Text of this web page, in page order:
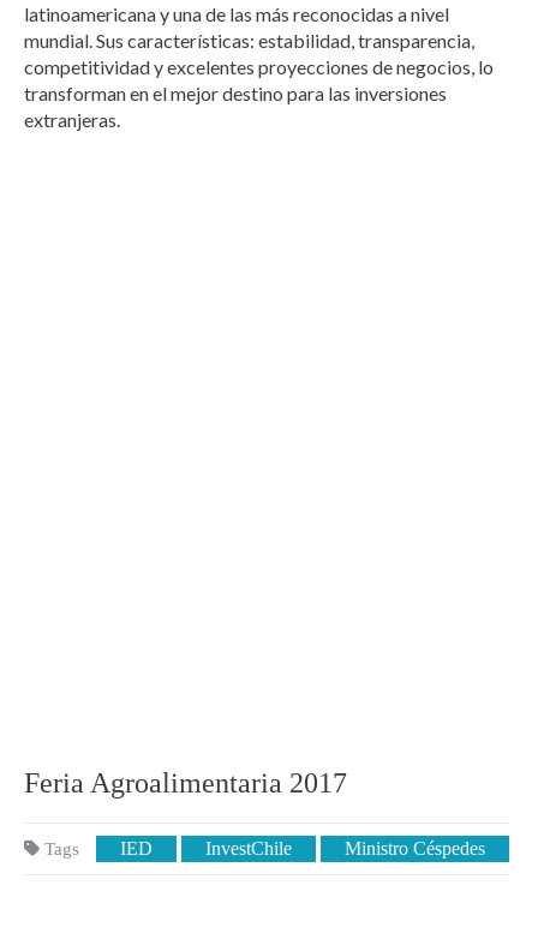
latinoamericana y una de las más reconocidas a nivel
mundial. Sus características: estabilidad, transparencia,
competitividad y excelentes proyecciones de negocios, lo
transforman en el mejor destino para las inversiones
extranjeras.
Feria Agroalimentaria 2017
Tags IED InvestChile Ministro Céspedes